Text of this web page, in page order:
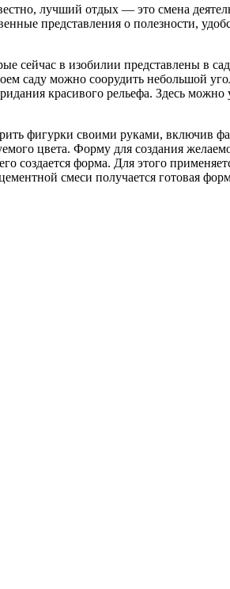
лучший отдых — это смена
представления о полезности,
сейчас в изобилии представлены в
саду можно соорудить небольшой
красивого рельефа. Здесь можно
фигурки своими руками, включив
цвета. Форму для создания
форма. Для этого
смеси получается готовая